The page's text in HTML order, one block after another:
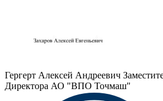
Гергерт Алексей Андреевич
Директора АО "ВПО Точмаш"